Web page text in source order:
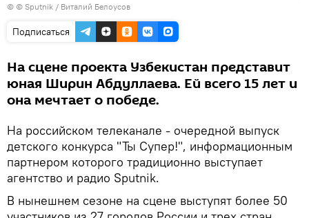
© © Sputnik / Виталий Белоусов
Подписаться
На сцене проекта Узбекистан представит
юная Ширин Абдуллаева. Ей всего 15 лет и
она мечтает о победе.
На российском телеканале - очередной выпуск
детского конкурса "Ты Супер!", информационным
партнером которого традиционно выступает
агентство и радио Sputnik.
В нынешнем сезоне на сцене выступят более 50